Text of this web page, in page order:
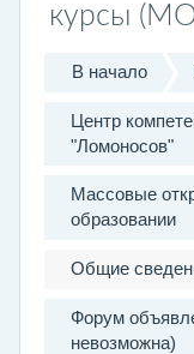
курсы
В начало
Центр
"Ломоносов"
Массовые
образовании
Общие
Форум
невозможна)